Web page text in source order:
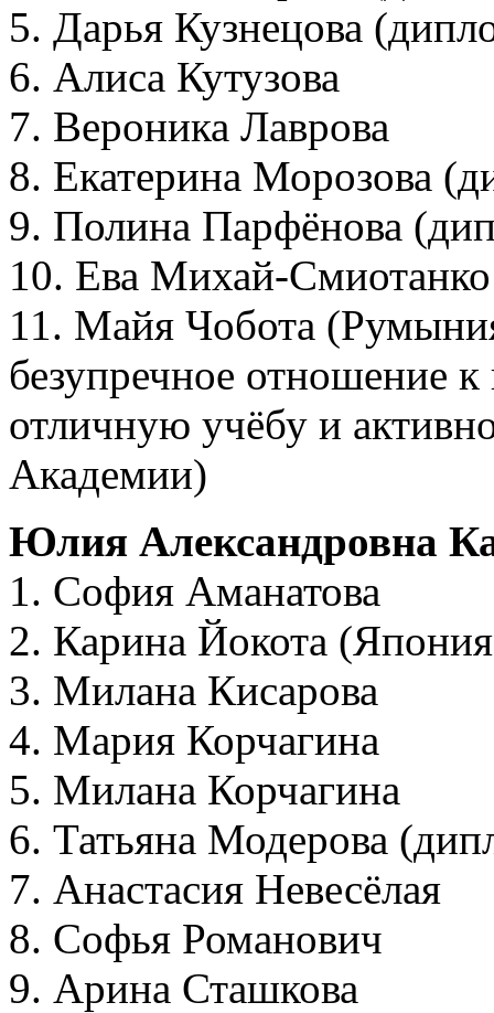
5. Дарья Кузнецова
6. Алиса Кутузова
7. Вероника Лаврова
8. Екатерина Морозова
9. Полина Парфёнова
10. Ева Михай-Смиотанко
11. Майя Чобота
безупречное отношение к
отличную учёбу и
Академии)
Юлия Александровна
1. София Аманатова
2. Карина Йокота
3. Милана Кисарова
4. Мария Корчагина
5. Милана Корчагина
6. Татьяна Модерова
7. Анастасия Невесёлая
8. Софья Романович
9. Арина Сташкова